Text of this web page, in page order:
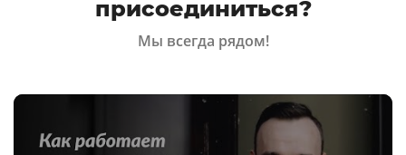
присоединиться?
Мы всегда рядом!